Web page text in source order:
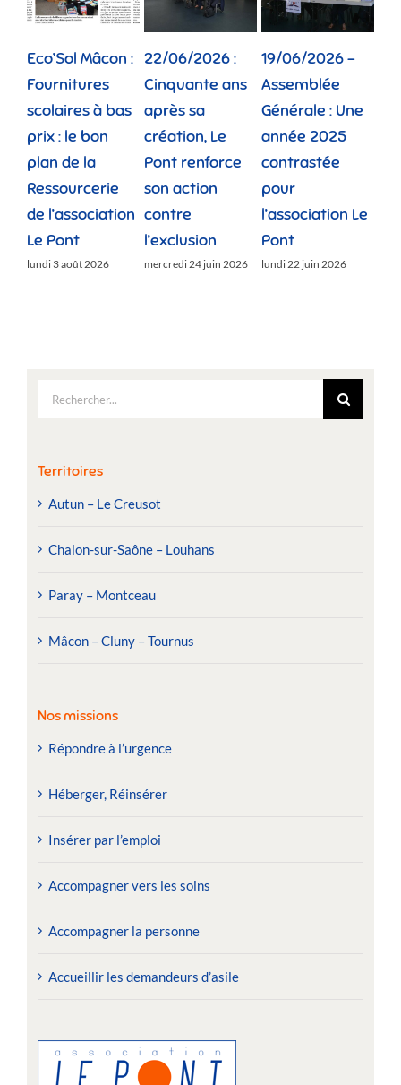
Eco’Sol Mâcon :
Fournitures
scolaires à bas
prix : le bon
plan de la
Ressourcerie
de l’association
Le Pont
lundi 3 août 2026
22/06/2026 :
Cinquante ans
après sa
création, Le
Pont renforce
son action
contre
l’exclusion
mercredi 24 juin 2026
19/06/2026 –
Assemblée
Générale : Une
année 2025
contrastée
pour
l’association Le
Pont
lundi 22 juin 2026
Rechercher:
Territoires
Autun – Le Creusot
Chalon-sur-Saône – Louhans
Paray – Montceau
Mâcon – Cluny – Tournus
Nos missions
Répondre à l’urgence
Héberger, Réinsérer
Insérer par l’emploi
Accompagner vers les soins
Accompagner la personne
Accueillir les demandeurs d’asile